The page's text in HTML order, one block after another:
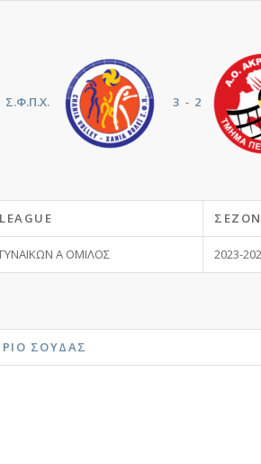
Σ.Φ.Π.Χ. 3 - 2
LEAGUE ΣΕΖΌΝ
ΓΥΝΑΙΚΩΝ Α ΟΜΙΛΟΣ 2023-
ΣΟΎΔΑΣ